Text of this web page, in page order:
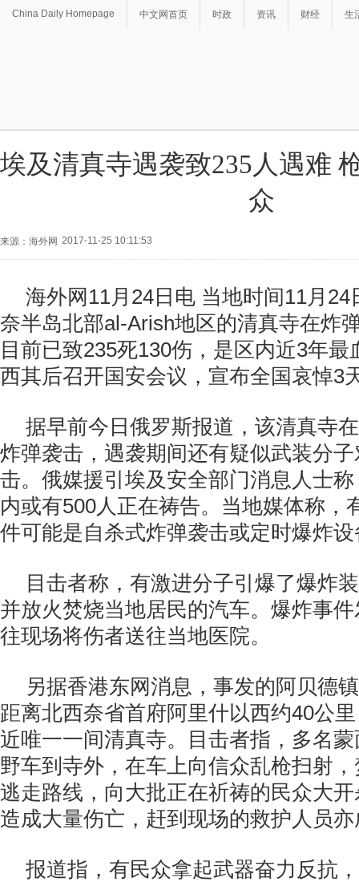
China Daily Homepage 中文网首页 时政 资讯 财经 生
埃及清真寺遇袭致235人遇难
众
来源：海外网 2017-11-25 10:11:53
海外网11月24日电 当地时间11月
奈半岛北部al-Arish地区的清真寺在炸
目前已致235死130伤，是区内近3年
西其后召开国安会议，宣布全国哀悼3
据早前今日俄罗斯报道，该清真寺
炸弹袭击，遇袭期间还有疑似武装分
击。俄媒援引埃及安全部门消息人士
内或有500人正在祷告。当地媒体称，
件可能是自杀式炸弹袭击或定时爆炸
目击者称，有激进分子引爆了爆炸
并放火焚烧当地居民的汽车。爆炸事
往现场将伤者送往当地医院。
另据香港东网消息，事发的阿贝德
距离北西奈省首府阿里什以西约40公
近唯一一间清真寺。目击者指，多名
野车到寺外，在车上向信众乱枪扫射
逃走路线，向大批正在祈祷的民众大
造成大量伤亡，赶到现场的救护人员
报道指，有民众拿起武器奋力反抗